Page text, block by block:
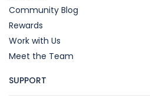
Community Blog
Rewards
Work with Us
Meet the Team
SUPPORT